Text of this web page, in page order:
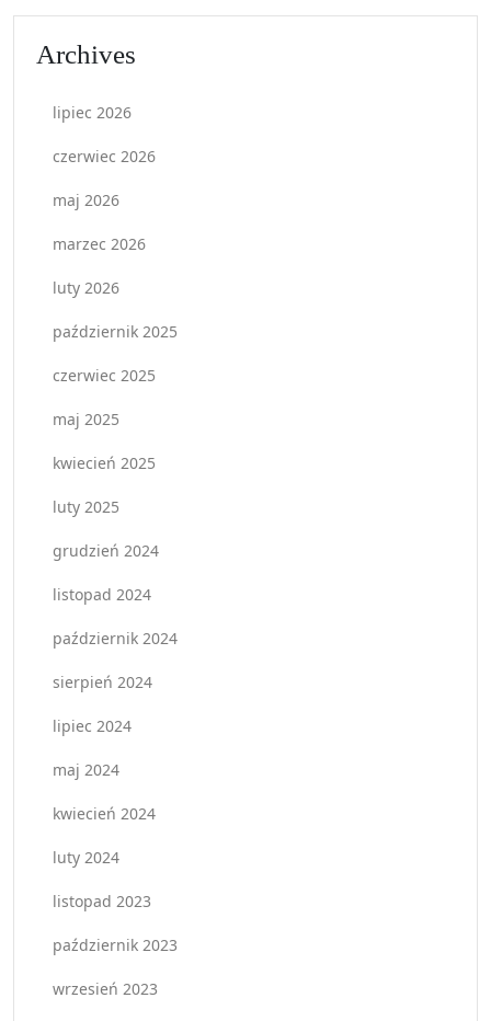
Archives
lipiec 2026
czerwiec 2026
maj 2026
marzec 2026
luty 2026
październik 2025
czerwiec 2025
maj 2025
kwiecień 2025
luty 2025
grudzień 2024
listopad 2024
październik 2024
sierpień 2024
lipiec 2024
maj 2024
kwiecień 2024
luty 2024
listopad 2023
październik 2023
wrzesień 2023